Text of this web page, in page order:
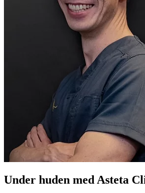
Under huden med Asteta